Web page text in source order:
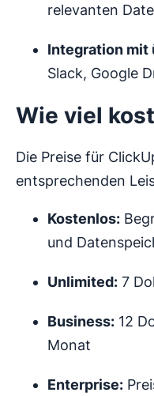
relevanten
Integration mit
Slack, Google
Wie viel
Die Preise für
entsprechenden
Kostenlos:
und
Unlimited: 7
Business: 12
Monat
Enterprise: